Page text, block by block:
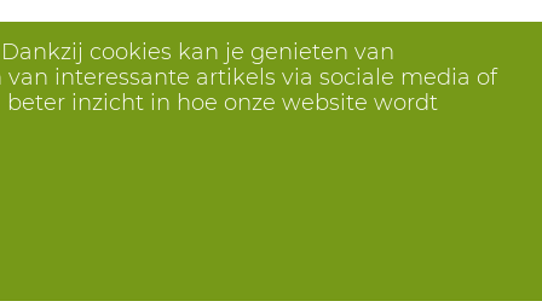
cookies kan je genieten van
interessante artikels via sociale media of
inzicht in hoe onze website wordt